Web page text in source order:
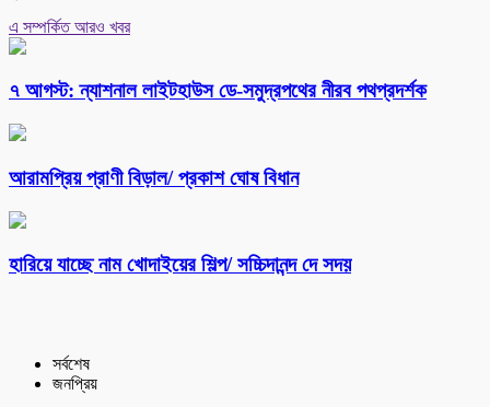
এ সম্পর্কিত আরও খবর
৭ আগস্ট: ন্যাশনাল লাইটহাউস ডে-সমুদ্রপথের নীরব পথপ্রদর্শক
আরামপ্রিয় প্রাণী বিড়াল/ প্রকাশ ঘোষ বিধান
হারিয়ে যাচ্ছে নাম খোদাইয়ের শিল্প/ সচ্চিদানন্দ দে সদয়
সর্বশেষ
জনপ্রিয়